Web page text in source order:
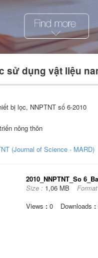
sử dụng vật liệu
bị lọc, NNPTNT số 6-2010
nông thôn
(Journal of Science - MARD)
2010_NNPTNT_So
Size : 1,06 MB
Views : 0 Downloads :